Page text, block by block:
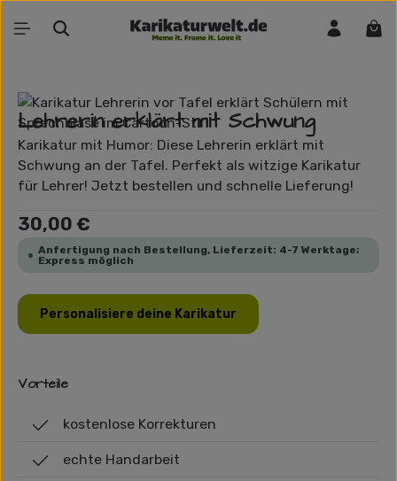
Zum Hauptinhalt springen
Bildergalerie überspringen
Lehrerin erklärt mit Schwung
Karikatur mit Humor: Diese Lehrerin erklärt mit
Schwung an der Tafel. Perfekt als witzige Karikatur
für Lehrer! Jetzt bestellen und schnelle Lieferung!
Regulärer Preis:
30,00 €
Anfertigung nach Bestellung, Lieferzeit: 4-7 Werktage;
Express möglich
Personalisiere deine Karikatur
Vorteile
kostenlose Korrekturen
echte Handarbeit